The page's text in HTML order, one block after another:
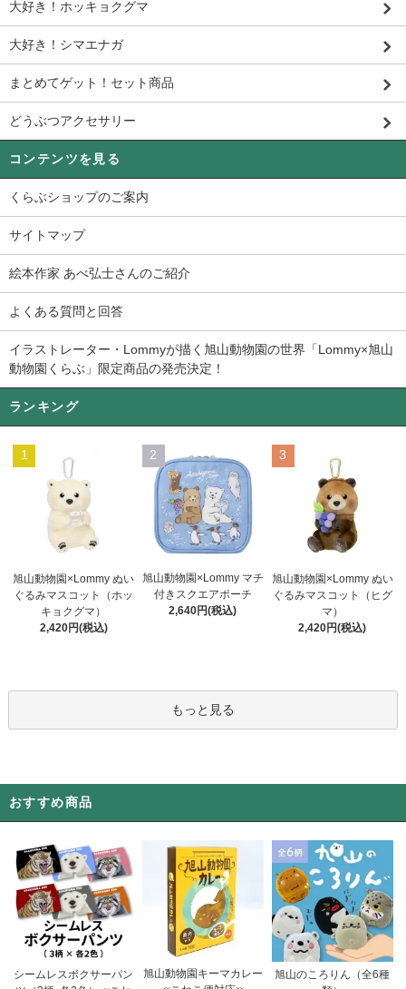
大好き！ホッキョクグマ
大好き！シマエナガ
まとめてゲット！セット商品
どうぶつアクセサリー
コンテンツを見る
くらぶショップのご案内
サイトマップ
絵本作家 あべ弘士さんのご紹介
よくある質問と回答
イラストレーター・Lommyが描く旭山動物園の世界「Lommy×旭山
動物園くらぶ」限定商品の発売決定！
ランキング
1
旭山動物園×Lommy ぬい
ぐるみマスコット（ホッ
キョクグマ）
2,420円(税込)
2
旭山動物園×Lommy マチ
付きスクエアポーチ
2,640円(税込)
3
旭山動物園×Lommy ぬい
ぐるみマスコット（ヒグ
マ）
2,420円(税込)
もっと見る
おすすめ商品
シームレスボクサーパン
旭山動物園キーマカレー
旭山のころりん（全6種